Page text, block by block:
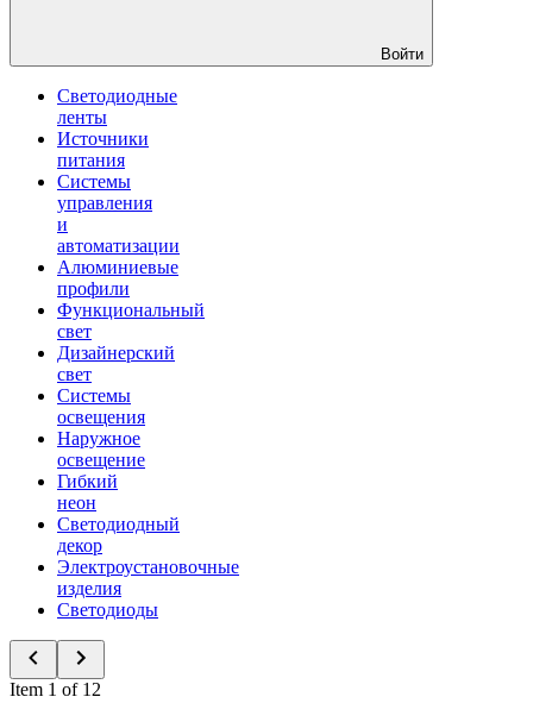
Войти
Светодиодные
ленты
Источники
питания
Системы
управления
и
автоматизации
Алюминиевые
профили
Функциональный
свет
Дизайнерский
свет
Системы
освещения
Наружное
освещение
Гибкий
неон
Светодиодный
декор
Электроустановочные
изделия
Светодиоды
Item 1 of 12